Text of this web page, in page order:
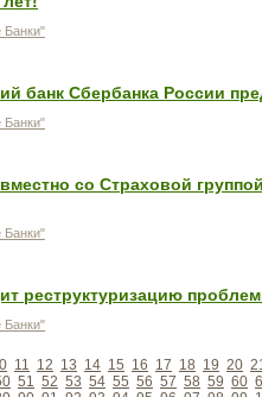
Банки"
банк Сбербанка России
Банки"
со Страховой
Банки"
реструктуризацию
Банки"
11 12 13 14 15 16 17 18 19 20
51 52 53 54 55 56 57 58 59 60